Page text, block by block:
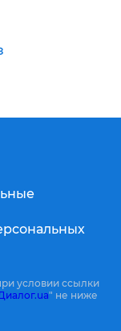
условии ссылки
" не ниже